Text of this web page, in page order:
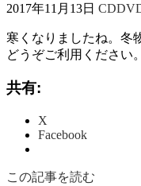
2017年11月13日 CD
寒くなりましたね。冬
どうぞご利用ください。
共有:
X
Facebook
この記事を読む